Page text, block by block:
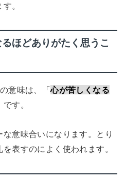
。
ほどありがたく思うこ
意味は、「心が苦しくなる
です。
意味合いになります。とり
表すのによく使われます。